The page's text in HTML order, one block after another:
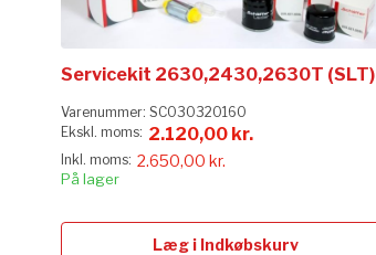
2.650,00 kr.
2.120,00 kr.
Servicekit 2630,2430,2630T (SLT)
Varenummer: SC030320160
På lager
Læg i Indkøbskurv